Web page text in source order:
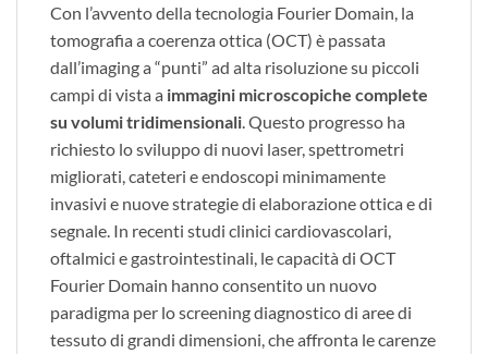
Con l’avvento della tecnologia Fourier Domain, la
tomografia a coerenza ottica (OCT) è passata
dall’imaging a “punti” ad alta risoluzione su piccoli
campi di vista a immagini microscopiche complete
su volumi tridimensionali. Questo progresso ha
richiesto lo sviluppo di nuovi laser, spettrometri
migliorati, cateteri e endoscopi minimamente
invasivi e nuove strategie di elaborazione ottica e di
segnale. In recenti studi clinici cardiovascolari,
oftalmici e gastrointestinali, le capacità di OCT
Fourier Domain hanno consentito un nuovo
paradigma per lo screening diagnostico di aree di
tessuto di grandi dimensioni, che affronta le carenze